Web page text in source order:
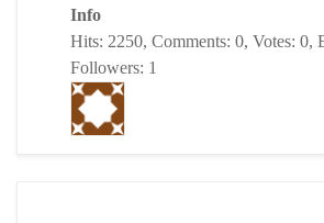
Info
Hits: 2250, Comments: 0, Votes: 0,
Followers: 1